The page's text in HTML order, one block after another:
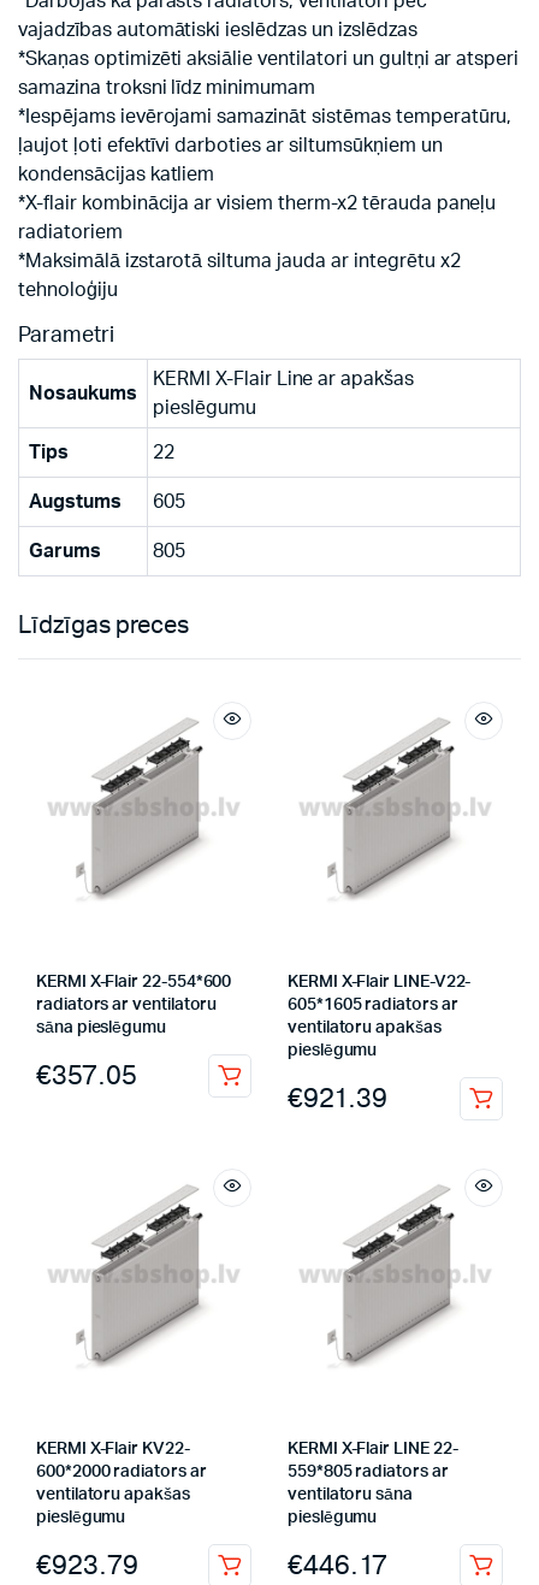
vajadzības automātiski ieslēdzas un izslēdzas
*Skaņas optimizēti aksiālie ventilatori un gultņi ar atsperi
samazina troksni līdz minimumam
*Iespējams ievērojami samazināt sistēmas temperatūru,
ļaujot ļoti efektīvi darboties ar siltumsūkņiem un
kondensācijas katliem
*X-flair kombinācija ar visiem therm-x2 tērauda paneļu
radiatoriem
*Maksimālā izstarotā siltuma jauda ar integrētu x2
tehnoloģiju
Parametri
Nosaukums
KERMI X-Flair Line ar apakšas
pieslēgumu
Tips 22
Augstums 605
Garums 805
Līdzīgas preces
KERMI X-Flair 22-554*600
radiators ar ventilatoru
sāna pieslēgumu
€357.05
KERMI X-Flair LINE-V22-
605*1605 radiators ar
ventilatoru apakšas
pieslēgumu
€921.39
KERMI X-Flair KV22-
600*2000 radiators ar
ventilatoru apakšas
pieslēgumu
€923.79
KERMI X-Flair LINE 22-
559*805 radiators ar
ventilatoru sāna
pieslēgumu
€446.17